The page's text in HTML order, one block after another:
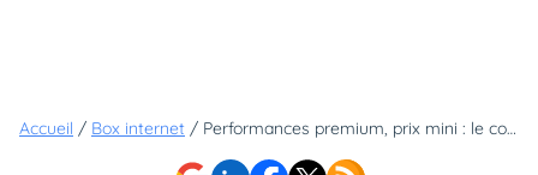
Accueil / Box internet / Performances premium, prix mini : le coup de maître de la B&YOU Pure Fibre Plus